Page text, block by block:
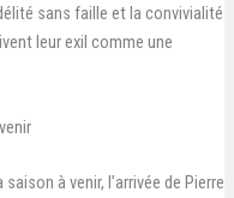
sans faille et la convivialité
leur exil comme une
à venir, l’arrivée de Pierre